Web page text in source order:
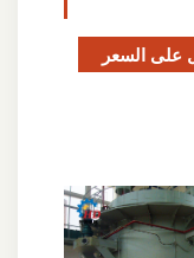
على السعر